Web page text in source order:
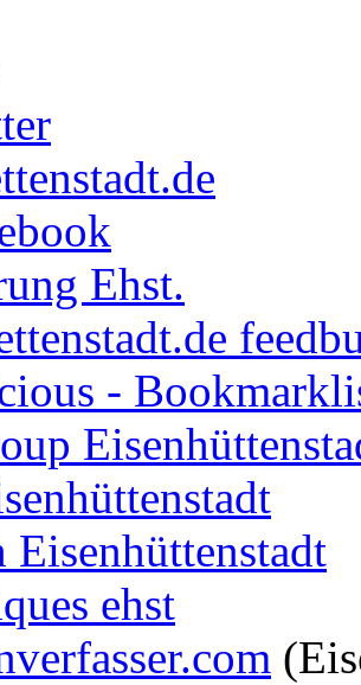
Ehst.
-
Eisenhüttenstadt
ehst